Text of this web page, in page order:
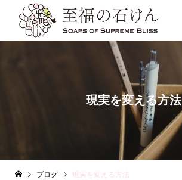
現実を変える方法
ブログ 現実を変える方法